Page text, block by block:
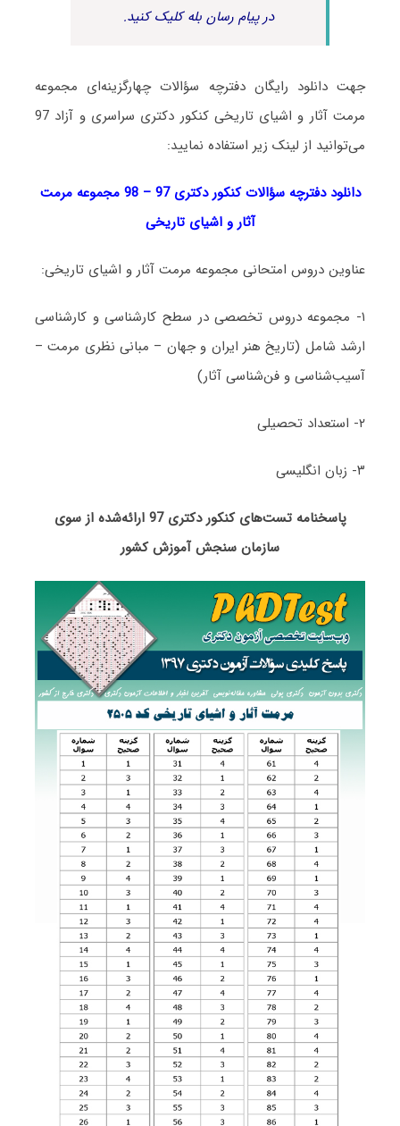
در پیام رسان بله کلیک کنید.
جهت دانلود رایگان دفترچه سؤالات چهارگزینه‌ای مجموعه
مرمت آثار و اشیای تاریخی کنکور دکتری سراسری و آزاد 97
می‌توانید از لینک زیر استفاده نمایید:
دانلود دفترچه سؤالات کنکور دکتری 97 – 98 مجموعه مرمت
آثار و اشیای تاریخی
عناوین دروس امتحانی مجموعه مرمت آثار و اشیای تاریخی:
۱- مجموعه دروس تخصصی در سطح کارشناسی و کارشناسی
ارشد شامل (تاریخ هنر ایران و جهان – مبانی نظری مرمت –
آسیب‌شناسی و فن‌شناسی آثار)
۲- استعداد تحصیلی
۳- زبان انگلیسی
پاسخنامه تست‌های کنکور دکتری 97 ارائه‌شده از سوی
سازمان سنجش آموزش کشور